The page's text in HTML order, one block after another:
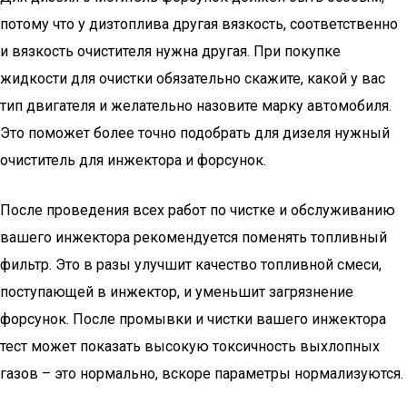
потому что у дизтоплива другая вязкость, соответственно
и вязкость очистителя нужна другая. При покупке
жидкости для очистки обязательно скажите, какой у вас
тип двигателя и желательно назовите марку автомобиля.
Это поможет более точно подобрать для дизеля нужный
очиститель для инжектора и форсунок.
После проведения всех работ по чистке и обслуживанию
вашего инжектора рекомендуется поменять топливный
фильтр. Это в разы улучшит качество топливной смеси,
поступающей в инжектор, и уменьшит загрязнение
форсунок. После промывки и чистки вашего инжектора
тест может показать высокую токсичность выхлопных
газов – это нормально, вскоре параметры нормализуются.